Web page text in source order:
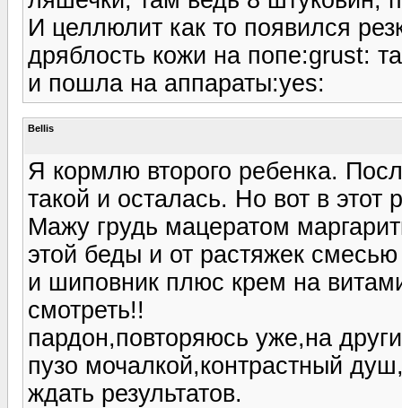
И целлюлит как то появился
дряблость кожи на попе:grust:
и пошла на аппараты:yes:
Bellis
Я кормлю второго ребенка.
такой и осталась. Но вот в этот
Мажу грудь мацератом
этой беды и от растяжек смесью
и шиповник плюс крем на
смотреть!!
пардон,повторяюсь уже,на
пузо мочалкой,контрастный
ждать результатов.